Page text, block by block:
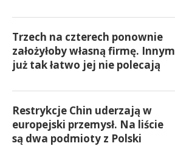
Trzech na czterech ponownie
założyłoby własną firmę. Innym
już tak łatwo jej nie polecają
Restrykcje Chin uderzają w
europejski przemysł. Na liście
są dwa podmioty z Polski